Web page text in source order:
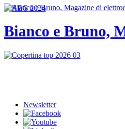
Bianco e Bruno,
Newsletter